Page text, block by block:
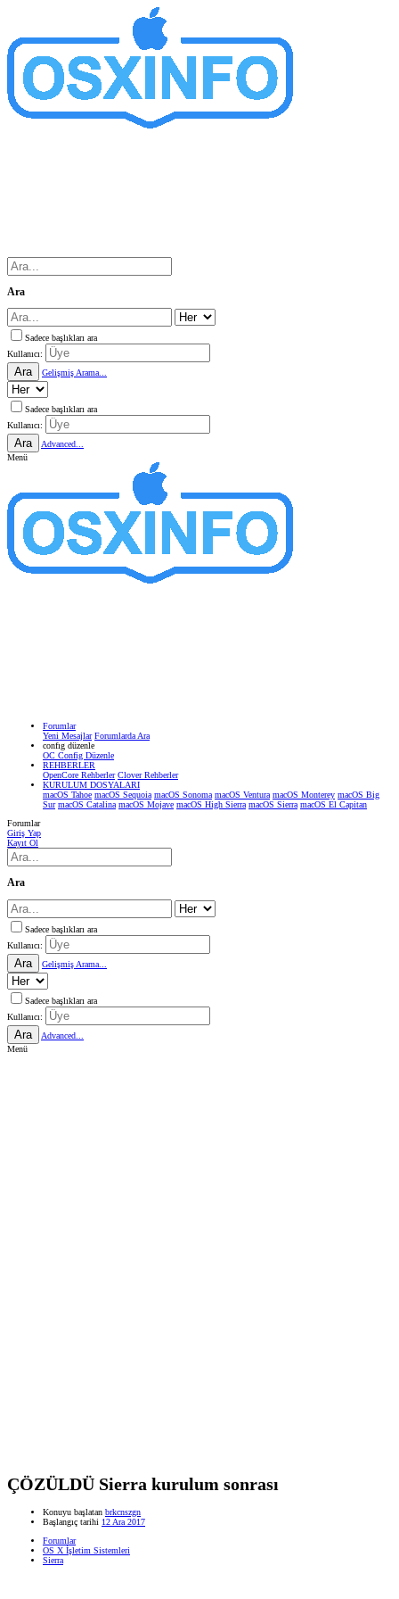
Ara
Sadece başlıkları ara
Kullanıcı:
Ara Gelişmiş Arama...
Sadece başlıkları ara
Kullanıcı:
Ara
Advanced...
Menü
Forumlar
Yeni Mesajlar Forumlarda Ara
confıg düzenle
OC Config Düzenle
REHBERLER
OpenCore Rehberler Clover Rehberler
KURULUM DOSYALARI
macOS Tahoe macOS Sequoia macOS Sonoma macOS Ventura macOS Monterey macOS Big
Sur macOS Catalina macOS Mojave macOS High Sierra macOS Sierra macOS El Capitan
Forumlar
Giriş Yap
Kayıt Ol
Ara
Sadece başlıkları ara
Kullanıcı:
Ara Gelişmiş Arama...
Sadece başlıkları ara
Kullanıcı:
Ara
Advanced...
Menü
ÇÖZÜLDÜ Sierra kurulum sonrası
Konuyu başlatan brkcnszgn
Başlangıç tarihi 12 Ara 2017
Forumlar
OS X İşletim Sistemleri
Sierra